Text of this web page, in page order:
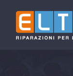
content